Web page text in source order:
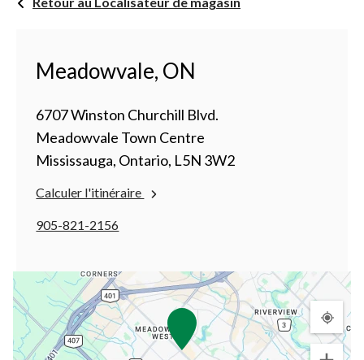
Meadowvale, ON
6707 Winston Churchill Blvd.
Meadowvale Town Centre
Mississauga, Ontario, L5N 3W2
Calculer l'itinéraire
905-821-2156